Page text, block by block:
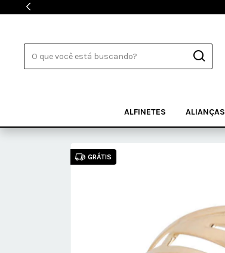
ALFINETES ALIANÇAS
GRÁTIS